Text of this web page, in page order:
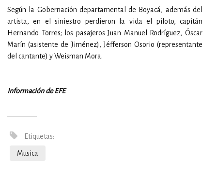
Según la Gobernación departamental de Boyacá, además del
artista, en el siniestro perdieron la vida el piloto, capitán
Hernando Torres; los pasajeros Juan Manuel Rodríguez, Óscar
Marín (asistente de Jiménez), Jéfferson Osorio (representante
del cantante) y Weisman Mora.
Información de EFE
Etiquetas:
Musica